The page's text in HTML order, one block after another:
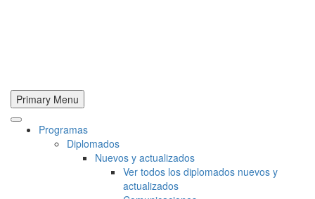
Primary Menu
Programas
Diplomados
Nuevos y actualizados
Ver todos los diplomados nuevos y
actualizados